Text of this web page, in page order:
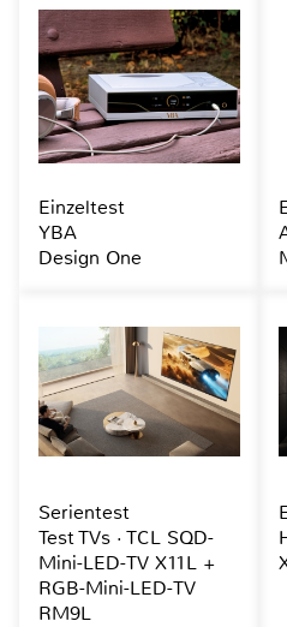
Einzeltest
YBA
Design One
Serientest
Test TVs · TCL SQD-
Mini-LED-TV X11L +
RGB-Mini-LED-TV
RM9L